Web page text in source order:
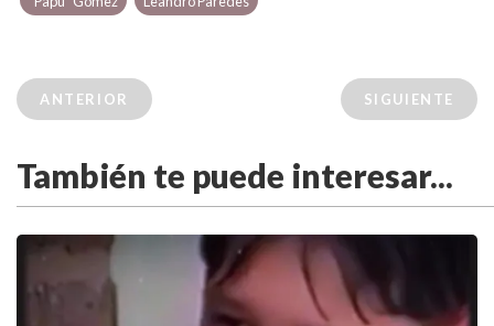
ANTERIOR SIGUIENTE
También te puede interesar...